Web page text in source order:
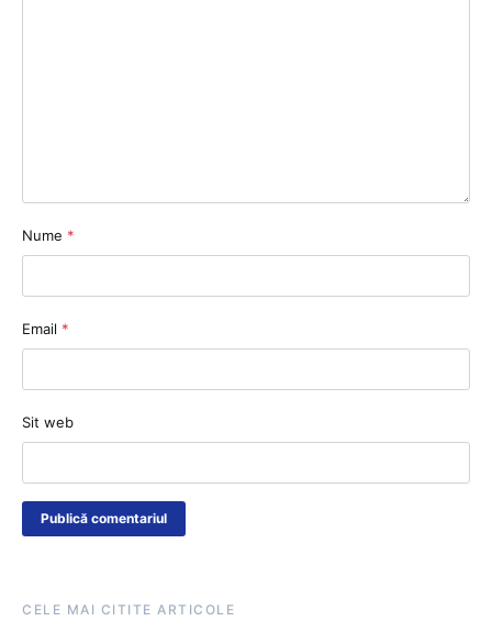
Nume *
Email *
Sit web
CELE MAI CITITE ARTICOLE